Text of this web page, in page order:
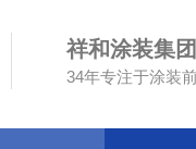
祥和涂装集
34年专注于涂装